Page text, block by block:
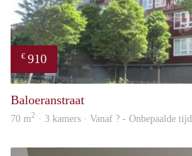
€ 910
Baloeranstraat
70 m2 · 3 kamers · Vanaf ? - Onbepaalde tijd